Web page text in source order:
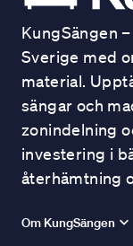
KungSängen
Sverige med
material.
sängar och
zonindelning
investering i
återhämtning
Om KungSängen